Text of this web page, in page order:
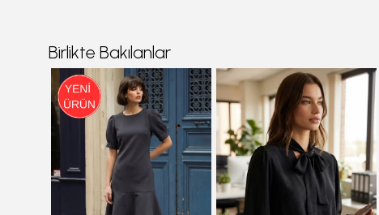
Birlikte Bakılanlar